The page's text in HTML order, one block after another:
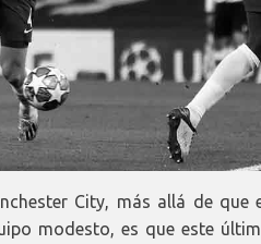
City, más allá de que
modesto, es que este